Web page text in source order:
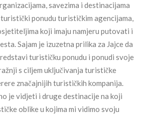
savezima i destinacijama
ponudu turističkim agencijama,
koji imaju namjeru putovati i
Sajam je izuzetna prilika za Jajce da
turističku ponudu i ponudi svoje
s ciljem uključivanja turističke
značajnijih turističkih kompanija.
je vidjeti i druge destinacije na koji
oblike u kojima mi vidimo svoju